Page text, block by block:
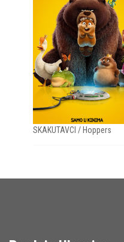
SKAKUTAVCI / Hoppers